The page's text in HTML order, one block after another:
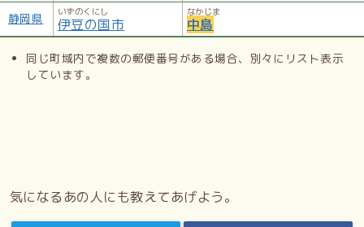
静岡県 いずのくにし
伊豆の国市
なかじま
中島
同じ町域内で複数の郵便番号がある場合、別々にリスト表示
しています。
気になるあの人にも教えてあげよう。